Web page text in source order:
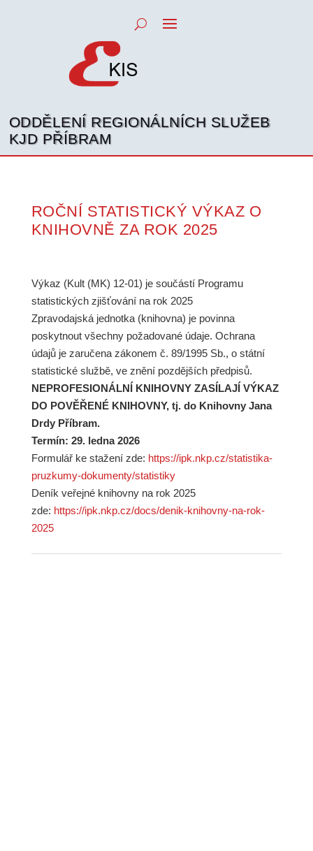
ODDĚLENÍ REGIONÁLNÍCH SLUŽEB
KJD PŘÍBRAM
ROČNÍ STATISTICKÝ VÝKAZ O
KNIHOVNĚ ZA ROK 2025
Výkaz (Kult (MK) 12-01) je součástí Programu
statistických zjišťování na rok 2025
Zpravodajská jednotka (knihovna) je povinna
poskytnout všechny požadované údaje. Ochrana
údajů je zaručena zákonem č. 89/1995 Sb., o státní
statistické službě, ve znění pozdějších předpisů.
NEPROFESIONÁLNÍ KNIHOVNY ZASÍLAJÍ VÝKAZ
DO POVĚŘENÉ KNIHOVNY, tj. do Knihovny Jana
Drdy Příbram.
Termín: 29. ledna 2026
Formulář ke stažení zde: https://ipk.nkp.cz/statistika-
pruzkumy-dokumenty/statistiky
Deník veřejné knihovny na rok 2025
zde: https://ipk.nkp.cz/docs/denik-knihovny-na-rok-
2025